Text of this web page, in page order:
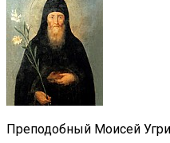
Преподобный Моисей